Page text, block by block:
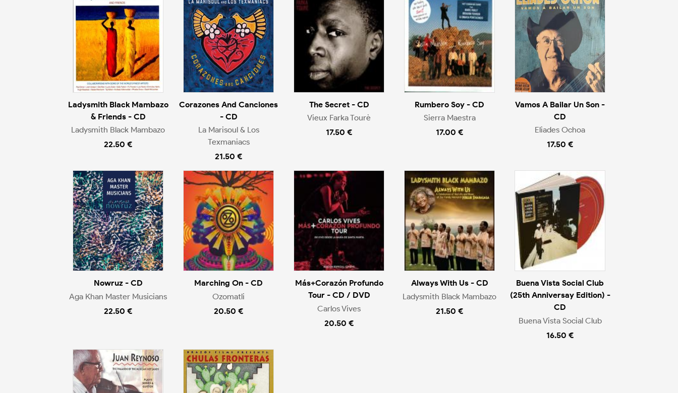
Ladysmith Black Mambazo
& Friends - CD
Ladysmith Black Mambazo
22.50 €
Corazones And Canciones
- CD
La Marisoul & Los
Texmaniacs
21.50 €
The Secret - CD
Vieux Farka Tourè
17.50 €
Rumbero Soy - CD
Sierra Maestra
17.00 €
Vamos A Bailar Un Son -
CD
Eliades Ochoa
17.50 €
Nowruz - CD
Aga Khan Master Musicians
22.50 €
Marching On - CD
Ozomatli
20.50 €
Más+Corazón Profundo
Tour - CD / DVD
Carlos Vives
20.50 €
Always With Us - CD
Ladysmith Black Mambazo
21.50 €
Buena Vista Social Club
(25th Anniversay Edition) -
CD
Buena Vista Social Club
16.50 €